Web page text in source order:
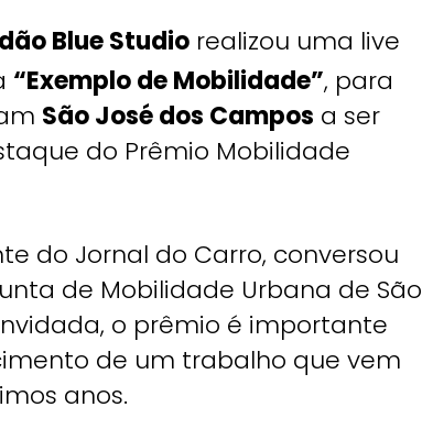
Blue Studio realizou uma live
“Exemplo de Mobilidade”, para
São José dos Campos a ser
do Prêmio Mobilidade
do Jornal do Carro, conversou
de Mobilidade Urbana de São
o prêmio é importante
de um trabalho que vem
anos.